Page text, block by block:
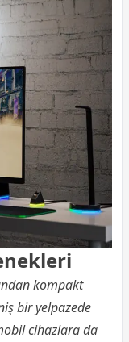
kompakt
bir yelpazede
cihazlara da